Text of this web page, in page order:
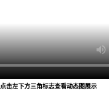
点击左下方三角标志查看动态图展示